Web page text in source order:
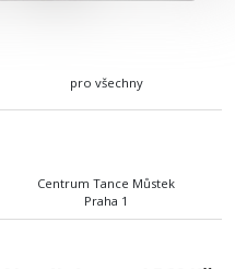
pro všechny
Centrum Tance Můstek
Praha 1